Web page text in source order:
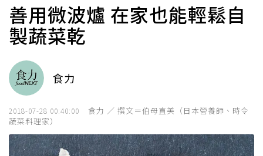
善用微波爐 在家也能輕鬆自
製蔬菜乾
食力
2018-07-28 00:40:00
食力 ／ 撰文＝伯母直美（日本營養師、時令
蔬菜料理家）